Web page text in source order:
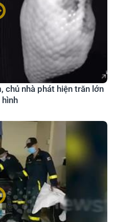
chủ nhà phát hiện trăn lớn